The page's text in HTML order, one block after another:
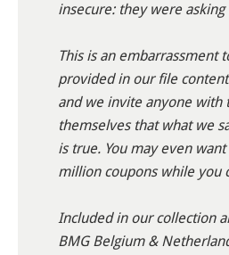
insecure: they were
This is an embarrassment
provided in our file
and we invite anyone with
themselves that what we
is true. You may even
million coupons while you
Included in our collection
BMG Belgium &